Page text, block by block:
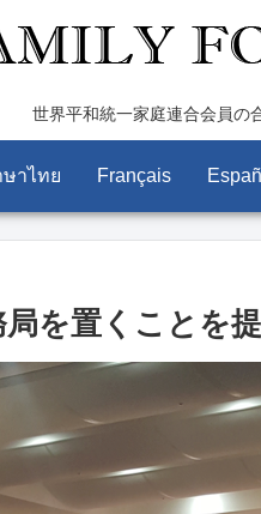
世界平和統一家庭連合会員の
าไทย Français
を置くことを